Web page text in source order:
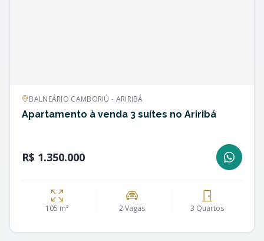
BALNEÁRIO CAMBORIÚ - ARIRIBÁ
Apartamento à venda 3 suítes no Ariribá
R$ 1.350.000
105 m² 2 Vagas 3 Quartos